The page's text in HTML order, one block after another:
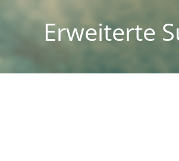
Erweiterte